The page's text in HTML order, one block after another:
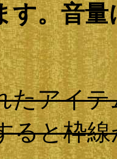
。音量
たアイ
ると枠